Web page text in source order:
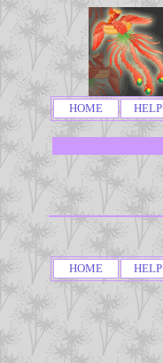
HOME HELP
HOME HELP